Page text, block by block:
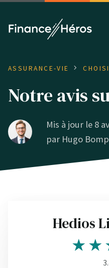
ASSURANCE-VIE
Notre avis
Mis à jour le 8
par Hugo
Hedios